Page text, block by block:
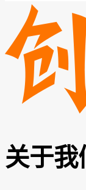
关于我